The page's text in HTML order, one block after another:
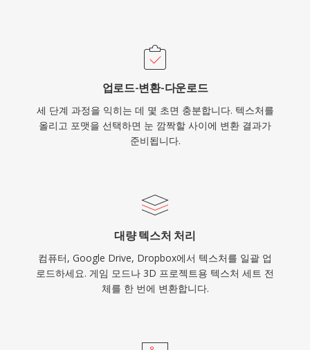
업로드-변환-다운로드
세 단계 과정을 익히는 데 몇 초면 충분합니다. 텍스처를
올리고 포맷을 선택하면 눈 깜짝할 사이에 변환 결과가
준비됩니다.
대량 텍스처 처리
컴퓨터, Google Drive, Dropbox에서 텍스처를 일괄 업
로드하세요. 게임 모드나 3D 프로젝트용 텍스처 세트 전
체를 한 번에 변환합니다.